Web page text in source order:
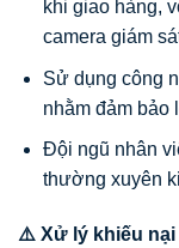
khi giao hàng,
camera giám
Sử dụng công
nhằm đảm bảo
Đội ngũ nhân
thường xuyên
⚠️ Xử lý khiếu nại